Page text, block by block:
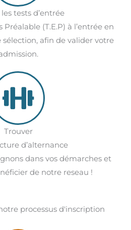
tests d’entrée
Préalable (T.E.P) à l’entrée en
afin de valider votre
Trouver
d’alternance
dans vos démarches et
de notre reseau !
processus d'inscription